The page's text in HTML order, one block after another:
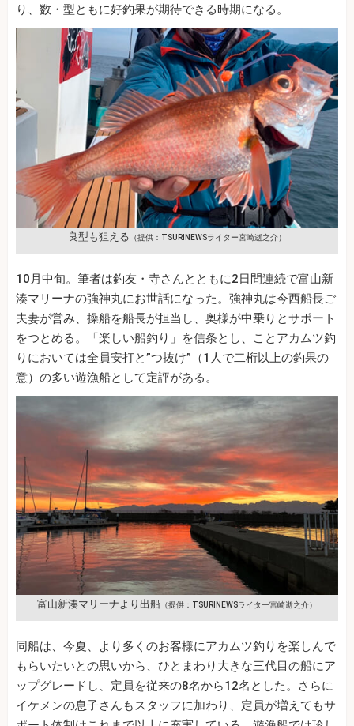
り、数・型ともに好釣果が期待できる時期になる。
良型も狙える （提供：TSURINEWSライター宮崎逝之介）
10月中旬。筆者は釣友・寺さんとともに2日間連続で富山新
湊マリーナの強神丸にお世話になった。強神丸は今西船長ご
夫妻が営み、操船を船長が担当し、奥様が中乗りとサポート
をつとめる。「楽しい船釣り」を信条とし、ことアカムツ釣
りにおいては全員安打と”つ抜け”（1人で二桁以上の釣果の
意）の多い遊漁船として定評がある。
富山新湊マリーナより出船 （提供：TSURINEWSライター宮崎逝之介）
同船は、今夏、より多くのお客様にアカムツ釣りを楽しんで
もらいたいとの思いから、ひとまわり大きな三代目の船にア
ップグレードし、定員を従来の8名から12名とした。さらに
イケメンの息子さんもスタッフに加わり、定員が増えてもサ